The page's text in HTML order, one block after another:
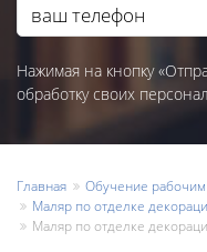
Нажимая на кнопку
обработку своих
Главная
Обучение
Маляр по отделке
Маляр по отделке